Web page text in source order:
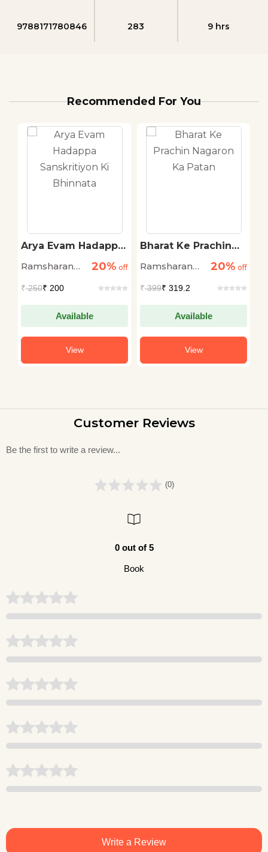
9788171780846 283 9 hrs
Recommended For You
Arya Evam Hadappa
Bhinnata
Ramsharan
20% off
₹250₹ 200
Available
View
Bharat Ke Prachin
Ramsharan
20% off
₹399₹ 319.2
Available
View
Customer Reviews
Be the first to write a review...
(0)
0 out of 5
Book
Write a Review